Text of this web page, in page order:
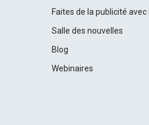
Faites de la publicité avec
Salle des nouvelles
Blog
Webinaires